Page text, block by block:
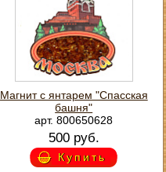
Магнит с янтарем "Спасская
башня"
арт. 800650628
500 руб.
Купить